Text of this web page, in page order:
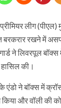
लीग
बरकरार रखने में
ने लिवरपूल
की।
एंडो ने बॉक्स में
किया और वॉली